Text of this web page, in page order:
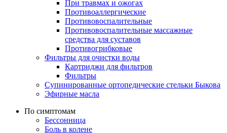
При травмах и ожогах
Противоаллергические
Противовоспалительные
Противовоспалительные массажные
средства для суставов
Противогрибковые
Фильтры для очистки воды
Картриджи для фильтров
Фильтры
Супинированные ортопедические стельки Быкова
Эфирные масла
По симптомам
Бессонница
Боль в колене